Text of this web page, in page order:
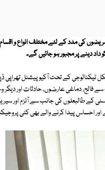
کی مدد کے لئے مختلف انواع و
دینے پر مجبور ہو جائیں گے۔
ٹیکنالوجی کے تحت آکیوپیشنل
دماغی عارضوں، حادثات اور دیگر
طالبعلوں کی جانب سے آٹزم اور
اور احساس پیدا کرنے والے بھی کئی